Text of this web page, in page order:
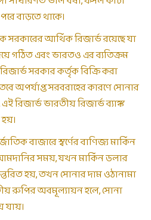
বাড়তে থাকে।
সরকারের আর্থিক রিজার্ভ রয়েছে যা
গঠিত এবং ভারতও এর ব্যতিক্রম
সরকার কর্তৃক বিক্রি করা
অপর্যাপ্ত সরবরাহের কারণে সোনার
রিজার্ভ ভারতীয় রিজার্ভ ব্যাঙ্ক
বাজারে স্বর্ণের বাণিজ্য মার্কিন
সময়, যখন মার্কিন ডলার
হয়, তখন সোনার দাম ওঠানামা
রুপির অবমূল্যায়ন হলে, সোনা